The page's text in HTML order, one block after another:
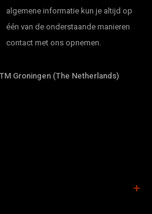
algemene informatie kun je altijd op
één van de onderstaande manieren
contact met ons opnemen.
Groningen (The Netherlands)